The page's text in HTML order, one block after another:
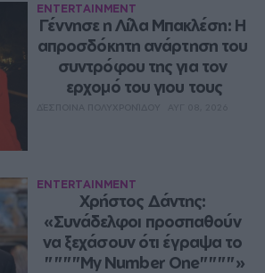
ENTERTAINMENT
Γέννησε η Λίλα Μπακλέση: Η
απροσδόκητη ανάρτηση του
συντρόφου της για τον
ερχομό του γιου τους
ENTERTAINMENT
Χρήστος Δάντης:
«Συνάδελφοι προσπαθούν
να ξεχάσουν ότι έγραψα το
""""My Number One""""»